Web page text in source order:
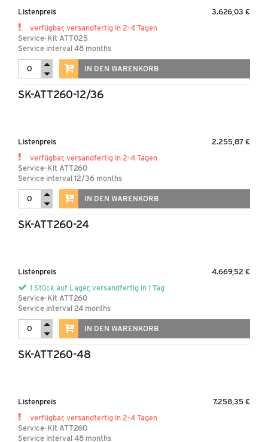
Listenpreis
3.626,03 €
verfügbar, versandfertig in 2-4 Tagen
Service-Kit ATT025
Service interval 48 months
IN DEN WARENKORB
SK-ATT260-12/36
Listenpreis
2.255,87 €
verfügbar, versandfertig in 2-4 Tagen
Service-Kit ATT260
Service interval 12/36 months
IN DEN WARENKORB
SK-ATT260-24
Listenpreis
4.669,52 €
1 Stück auf Lager, versandfertig in 1 Tag
Service-Kit ATT260
Service interval 24 months
IN DEN WARENKORB
SK-ATT260-48
Listenpreis
7.258,35 €
verfügbar, versandfertig in 2-4 Tagen
Service-Kit ATT260
Service interval 48 months